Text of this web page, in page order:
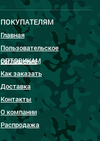
ПОКУПАТЕЛЯМ
Главная
Пользовательское
соглашение
ОПТОВИКАМ
Как заказать
Доставка
Контакты
О компании
Распродажа